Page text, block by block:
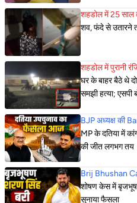
शहडोल में 25 साल
शव, फंदे से उतारने
शहडोल में पुरानी
घर के बाहर बैठे थे
समझी हत्या; एसपी
BJP अध्यक्ष की
MP के दतिया में
की जीत लगभग तय
Brij Bhushan
शोषण केस में
सुनाया फैसला